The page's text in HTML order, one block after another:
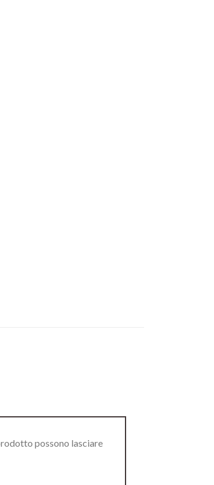
possono lasciare